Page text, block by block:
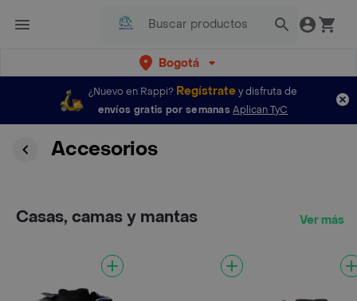
Bogotá
¿Nuevo en Rappi? Regístratey disfruta de
envíos gratis por semanas Aplican TyC
Accesorios
Casas, camas y mantas Ver más